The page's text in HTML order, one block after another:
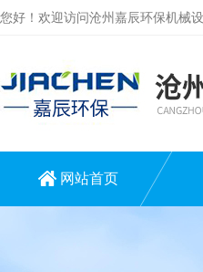
您好！欢迎访问沧州嘉辰环保机械
网站首页